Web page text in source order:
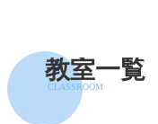
教室一覧
CLASSROOM